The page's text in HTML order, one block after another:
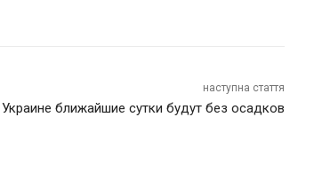
наступна стаття
ближайшие сутки будут без осадков